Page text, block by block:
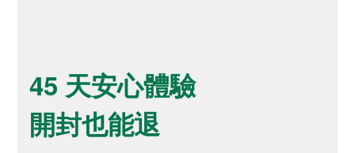
45 天安心體驗
開封也能退